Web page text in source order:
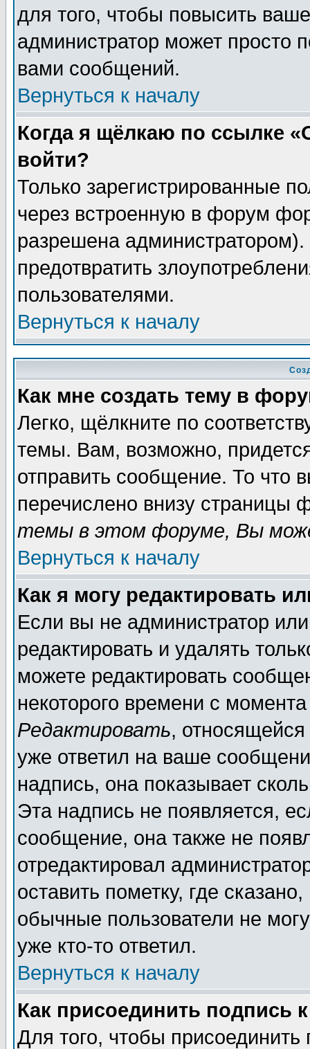
для того, чтобы повысить
администратор может просто
вами сообщений.
Вернуться к началу
Когда я щёлкаю по ссылке
войти?
Только зарегистрированные
через встроенную в форум
разрешена
предотвратить
пользователями.
Вернуться к началу
Как мне создать тему в
Легко, щёлкните по
темы. Вам, возможно,
отправить сообщение. То что
перечислено внизу страницы
темы в этом форуме, Вы
Вернуться к началу
Как я могу редактировать
Если вы не администратор
редактировать и удалять
можете редактировать
некоторого времени с
Редактировать,
уже ответил на ваше
надпись, она показывает
Эта надпись не появляется,
сообщение, она также не
отредактировал
оставить пометку, где
обычные пользователи не
уже кто-то ответил.
Вернуться к началу
Как присоединить подпись
Для того, чтобы